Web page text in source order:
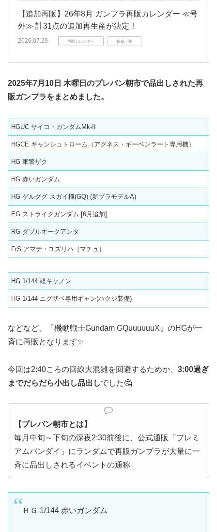
【追加再販】26年8月 ガンプラ再販カレンダー ≪号
外≫ 計31点の追加再生産が決定！
2026.07.29 再販カレンダー 投稿一覧
2025年7月10日 木曜日のプレバン朝市で品出しされた再
販ガンプラをまとめました。
HGUC サイコ・ガンダムMk-II
HGCE ギャンシュトローム（アグネス・ギーベンラート専用機）
HG 軍警ザク
HG 赤いガンダム
HG ゲルググ スガイ機(GQ) (新プラモデルA)
EG ストライクガンダム [6月追加]
RG ダブルオークアンタ
FrS アマテ・ユズリハ（マチュ）
HG 1/144 軽キャノン
HG 1/144 エグザベ専用ギャン(ハクジ装備)
などなど、『機動戦士Gundam GQuuuuuuX』のHGが一
斉に再販となります✨
今回は2:40ころの回線大混雑を回避するためか、 3:00過ぎ
までだらだら小出し品出しでした🤔
【プレバン朝市とは】
毎月中旬～下旬の深夜2:30前後に、公式通販「プレミ
アムバンダイ」にランダムで再販ガンプラが大量に一
斉に品出しされるイベントの通称
ＨＧ 1/144 赤いガンダム